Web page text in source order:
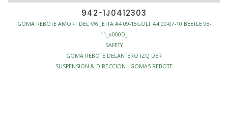
942-1J0412303
GOMA REBOTE AMORT DEL VW JETTA A4 09-15GOLF A4 00-07-10 BEETLE 98-
11_x000D_
SAFETY
GOMA REBOTE DELANTERO IZQ DER
SUSPENSION & DIRECCION - GOMAS REBOTE